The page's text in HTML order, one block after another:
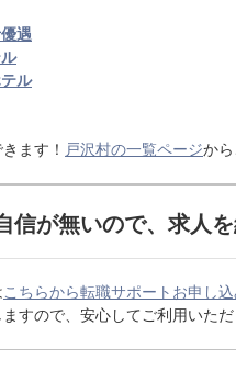
遇
ル
ます！ 戸沢村の一覧ページから
信が無いので、求人
こちらから転職サポートお申し
すので、安心してご利用いただ